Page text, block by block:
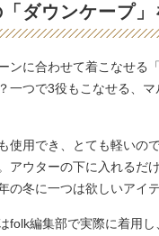
ダウンケープ
ンに合わせて着こなせる
一つで3役もこなせる、マ
使用でき、とても軽いの
アウターの下に入れるだ
の冬に一つは欲しいアイテ
folk編集部で実際に着用